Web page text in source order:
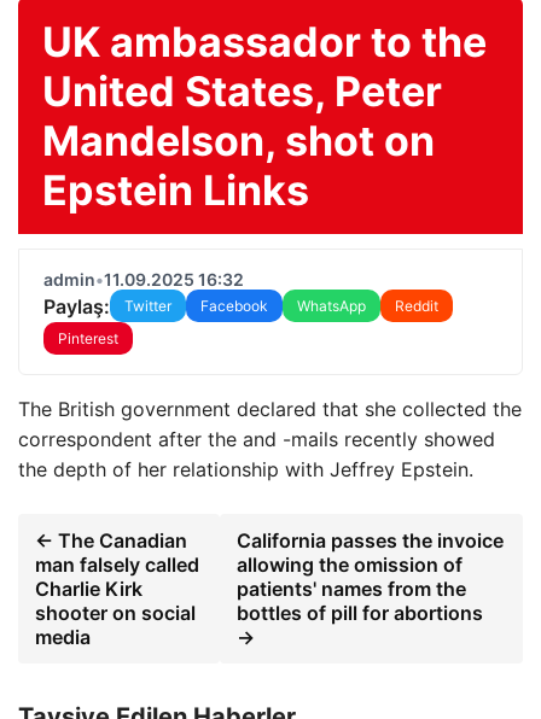
UK ambassador to the
United States, Peter
Mandelson, shot on
Epstein Links
admin•11.09.2025 16:32
Paylaş: Twitter Facebook WhatsApp
Reddit
Pinterest
The British government declared that she collected the
correspondent after the and -mails recently showed
the depth of her relationship with Jeffrey Epstein.
← The Canadian
man falsely called
Charlie Kirk
shooter on social
media
California passes the invoice
allowing the omission of
patients' names from the
bottles of pill for abortions
→